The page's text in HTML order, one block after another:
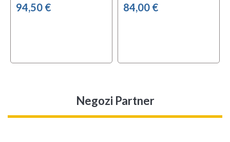
94,50 € 84,00 €
Negozi Partner